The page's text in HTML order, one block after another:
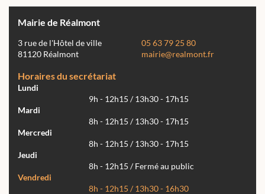
Mairie de Réalmont
3 rue de l'Hôtel de ville
81120 Réalmont
05 63 79 25 80
mairie@realmont.fr
Horaires du secrétariat
Lundi
9h - 12h15 / 13h30 - 17h15
Mardi
8h - 12h15 / 13h30 - 17h15
Mercredi
8h - 12h15 / 13h30 - 17h15
Jeudi
8h - 12h15 / Fermé au public
Vendredi
8h - 12h15 / 13h30 - 16h30